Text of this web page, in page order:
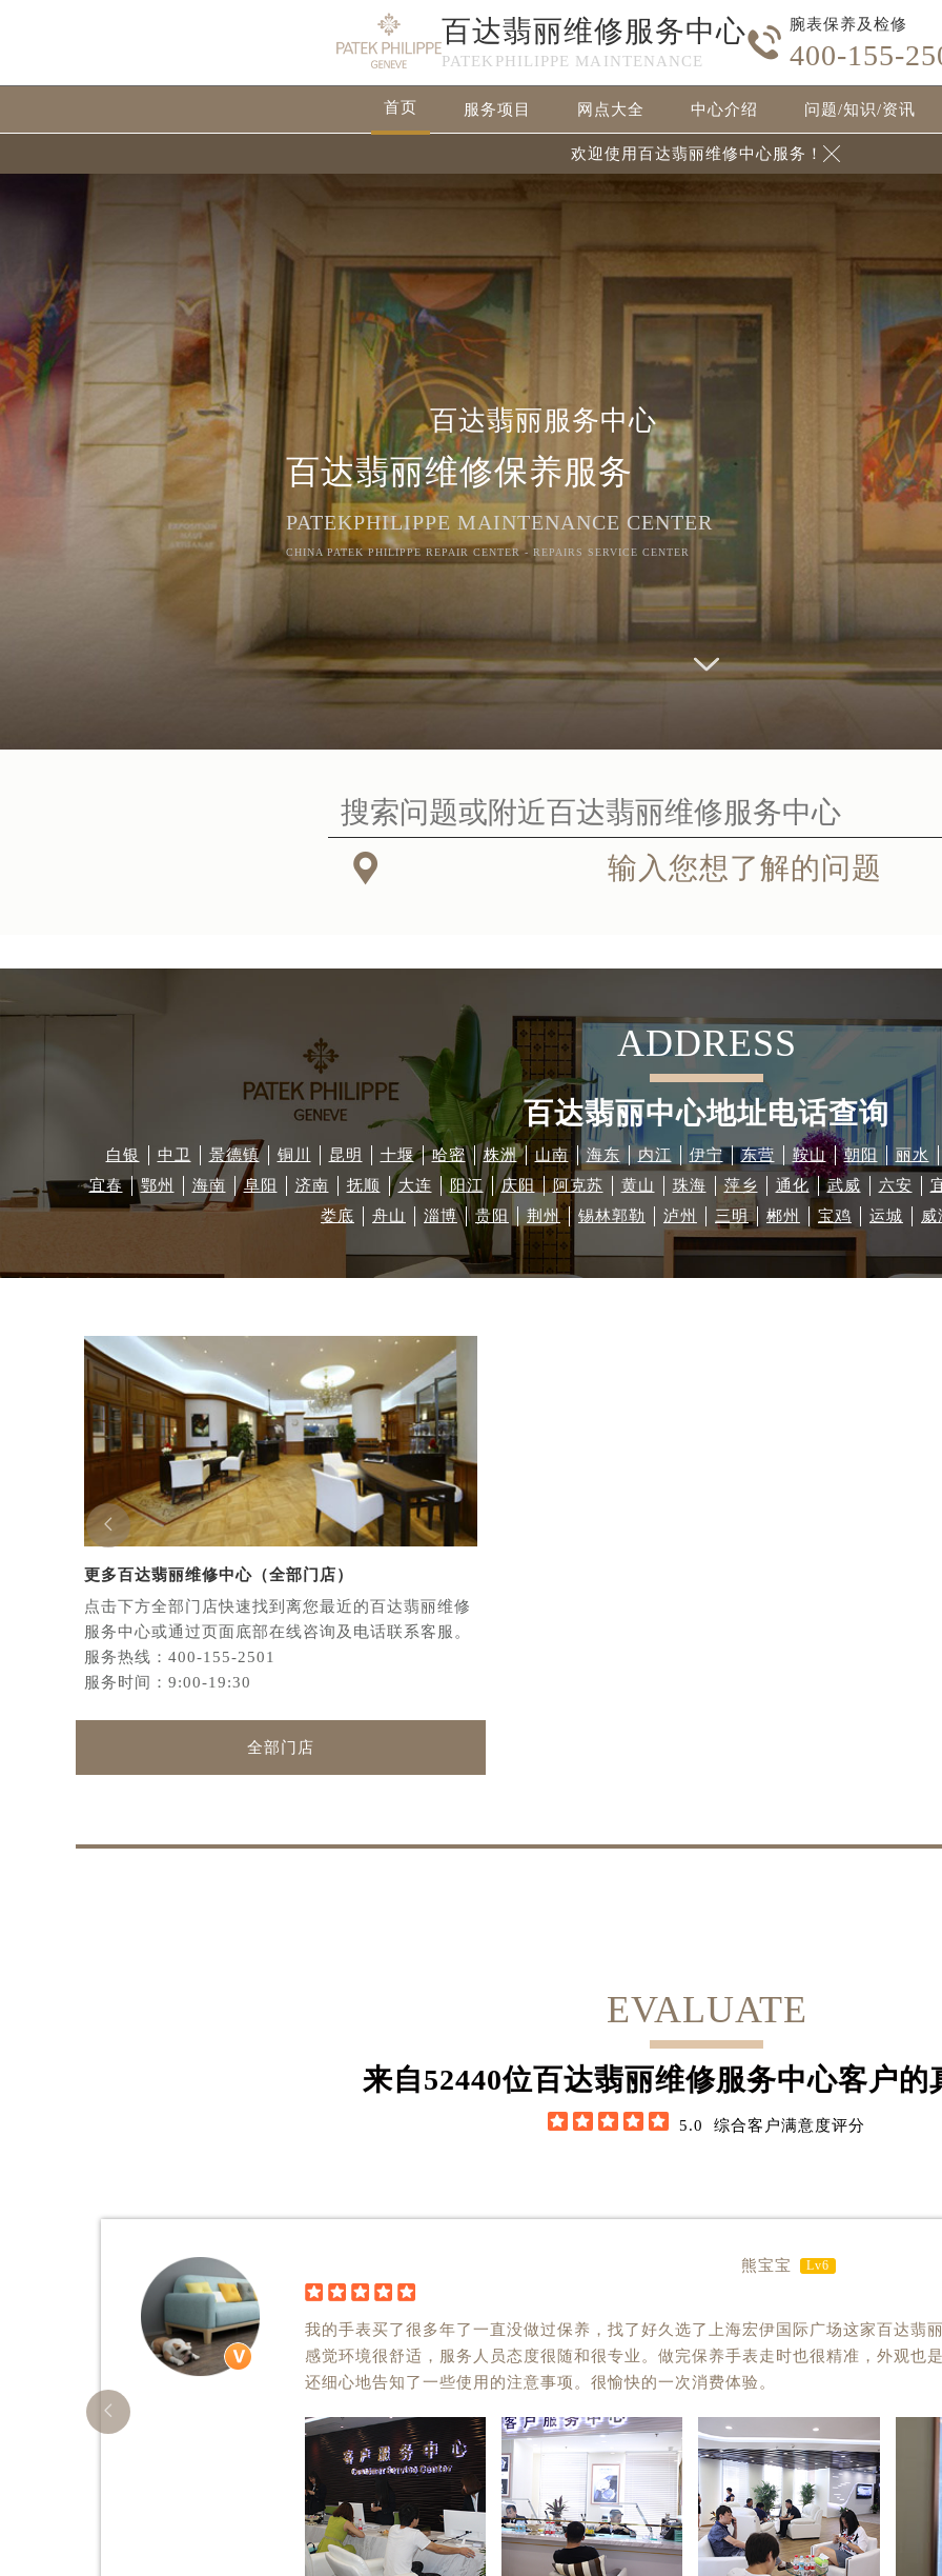
百达翡丽维修服务中心
PATEKPHILIPPE MAINTENANCE

腕表保养及检修
400-155-
首页 服务项目 网点大全 中心介绍 问题/知识/资讯
欢迎使用百达翡丽维修中心服务！ 
百达翡丽服务中心
百达翡丽维修保养服务
PATEKPHILIPPE MAINTENANCE CENTER
CHINA PATEK PHILIPPE REPAIR CENTER - REPAIRS SERVICE CENTER
 输入您想了解的问题
ADDRESS
百达翡丽中心地址电话查询
白银 中卫 景德镇 铜川 昆明 十堰 哈密 株洲 山南 海东 内江 伊宁 东营 鞍山 朝阳
丽水
宜春
鄂州 海南 阜阳 济南 抚顺 大连 阳江 庆阳 阿克苏 黄山 珠海 萍乡 通化 武威 六安
娄底
舟山 淄博 贵阳 荆州 锡林郭勒 泸州 三明 郴州 宝鸡 运城 威
更多百达翡丽维修中心（全部门店）
点击下方全部门店快速找到离您最近的百达翡丽维修
服务中心或通过页面底部在线咨询及电话联系客服。
服务热线： 400-155-2501
服务时间：9:00-19:30
全部门店

EVALUATE
来自62852位百达翡丽维修服务中心客户的
     5.0 综合客户满意度评分
熊宝宝 Lv6
    
我的手表买了很多年了一直没做过保养，找了好久选了上海宏伊国际广场这家百达翡
感觉环境很舒适，服务人员态度很随和很专业。做完保养手表走时也很精准，外观也
还细心地告知了一些使用的注意事项。很愉快的一次消费体验。
